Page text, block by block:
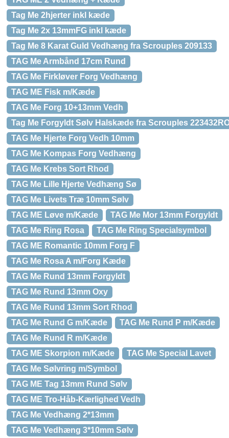
Tag Me 2hjerter inkl kæde
Tag Me 2x 13mmFG inkl kæde
Tag Me 8 Karat Guld Vedhæng fra Scrouples 209133
TAG Me Armbånd 17cm Rund
TAG Me Firkløver Forg Vedhæng
TAG ME Fisk m/Kæde
TAG Me Forg 10+13mm Vedh
Tag Me Forgyldt Sølv Halskæde fra Scrouples
TAG Me Hjerte Forg Vedh 10mm
TAG Me Kompas Forg Vedhæng
TAG Me Krebs Sort Rhod
TAG Me Lille Hjerte Vedhæng Sø
TAG Me Livets Træ 10mm Sølv
TAG ME Løve m/Kæde
TAG Me Mor 13mm Forgyldt
TAG Me Ring Rosa
TAG Me Ring Specialsymbol
TAG ME Romantic 10mm Forg F
TAG Me Rosa A m/Forg Kæde
TAG Me Rund 13mm Forgyldt
TAG Me Rund 13mm Oxy
TAG Me Rund 13mm Sort Rhod
TAG Me Rund G m/Kæde
TAG Me Rund P m/Kæde
TAG Me Rund R m/Kæde
TAG ME Skorpion m/Kæde
TAG Me Special Lavet
TAG Me Sølvring m/Symbol
TAG ME Tag 13mm Rund Sølv
TAG ME Tro-Håb-Kærlighed Vedh
TAG Me Vedhæng 2*13mm
TAG Me Vedhæng 3*10mm Sølv